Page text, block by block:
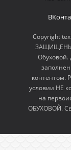
Copyright
ЗАЩИЩЕНЫ,
Обуховой.
контентом.
условии НЕ
на
ОБУХОВОЙ.